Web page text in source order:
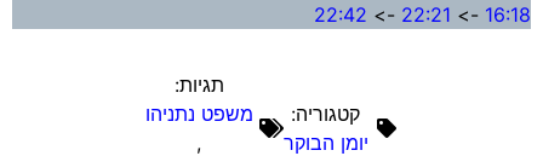
->
22:21
->
22:42
קטגוריה:
יומן הבוקר
תגיות:
משפט נתניהו